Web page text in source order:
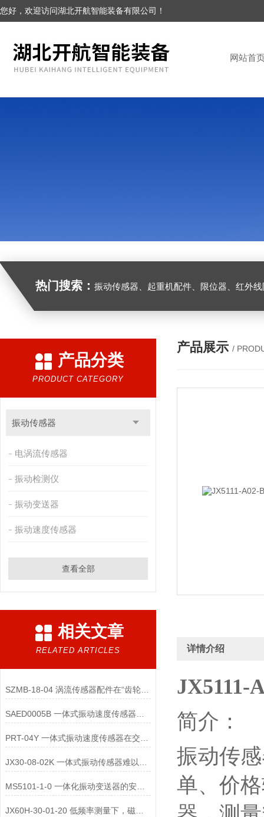
您好，欢迎访问湖北开航智能装备有限公司！
网站首
热门搜索： 振动传感器、起重机配件、限位器、红外线防撞器
产品分类
PRODUCT CATEGORY
振动传感器
电涡流传感器
振动检测仪
振动变送器
振动速度传感器
查看全部
相关文章
RELATED ARTICLES
SZMB-18-04 涡流传感器配件在“齿轮箱与低速重载机械”监测中的应用
MS5101-1-0 一体化振动变送器的安装位置选择对测量精度的影响有哪些？
JX60H-30-01-20 低频率测量下，磁电式一体化振动变送器的选型注意事项？
产品展示 /
详情介绍
JX5111-
简介：
振动传
单、价